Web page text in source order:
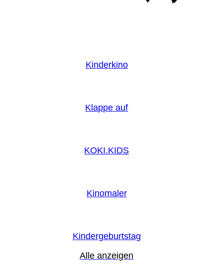
Kinderkino
Klappe auf
KOKI.KIDS
Kinomaler
Kindergeburtstag
Alle anzeigen